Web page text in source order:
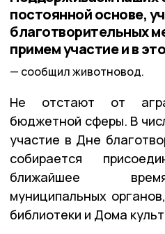
постоянной основе,
благотворительных
примем участие и в
сообщил животновод.
Не отстают от
бюджетной сферы. В
участие в Дне
собирается
ближайшее
муниципальных
библиотеки и Дома